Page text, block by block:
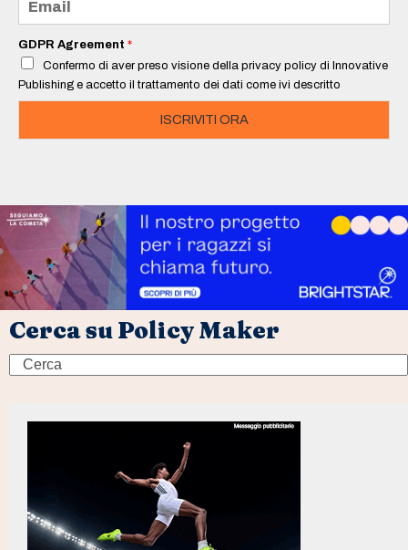
a
i
*
GDPR Agreement *
Confermo di aver preso visione della privacy policy di Innovative
Publishing e accetto il trattamento dei dati come ivi descritto
ISCRIVITI ORA
Cerca su Policy Maker
Search